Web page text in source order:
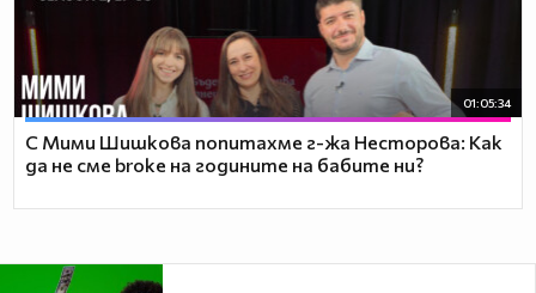
01:05:34
С Мими Шишкова попитахме г-жа Несторова: Как
да не сме broke на годините на бабите ни?